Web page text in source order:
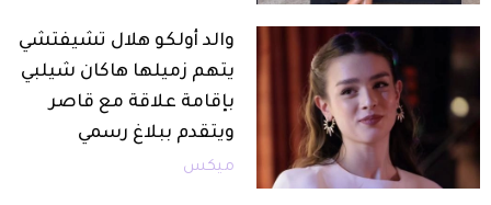
والد أولكو هلال تشيفتشي
يتهم زميلها هاكان شيلبي
بإقامة علاقة مع قاصر
ويتقدم ببلاغ رسمي
ميكس